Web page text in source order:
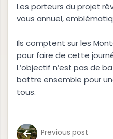
Les porteurs du projet
vous annuel,
Ils comptent sur les
pour faire de cette
L’objectif n’est pas de
battre ensemble pour
tous.
Previous post